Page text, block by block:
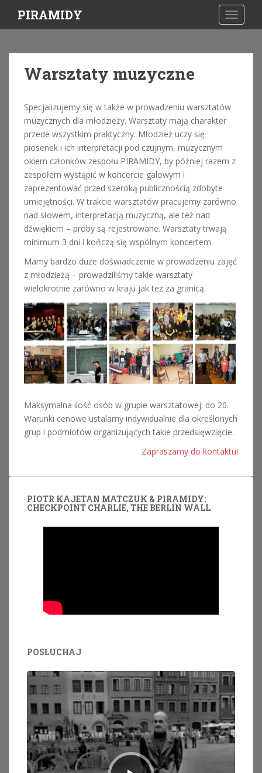
i
PIRAMIDY
Warsztaty muzyczne
Specjalizujemy się w także w prowadzeniu warsztatów
muzycznych dla młodzieży. Warsztaty mają charakter
przede wszystkim praktyczny. Młodzież uczy się
piosenek i ich interpretacji pod czujnym, muzycznym
okiem członków zespołu PIRAMIDY, by później razem z
zespołem wystąpić w koncercie galowym i
zaprezentować przed szeroką publicznością zdobyte
umiejętności. W trakcie warsztatów pracujemy zarówno
nad słowem, interpretacją muzyczną, ale też nad
dźwiękiem – próby są rejestrowane. Warsztaty trwają
minimum 3 dni i kończą się wspólnym koncertem.
Mamy bardzo duże doświadczenie w prowadzeniu zajęć
z młodzieżą – prowadziliśmy takie warsztaty
wielokrotnie zarówno w kraju jak też za granicą.
Maksymalna ilość osób w grupie warsztatowej: do 20.
Warunki cenowe ustalamy indywidualnie dla określonych
grup i podmiotów organizujących takie przedsięwzięcie.
Zapraszamy do kontaktu!
PIOTR KAJETAN MATCZUK & PIRAMIDY:
CHECKPOINT CHARLIE, THE BERLIN WALL
POSŁUCHAJ
Odtwarzacz
dźwiękowych